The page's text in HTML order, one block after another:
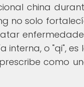
china
no solo
interna, o "qi", es
como